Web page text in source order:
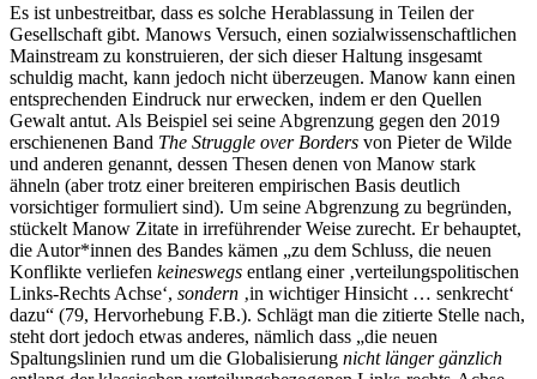
Es ist unbestreitbar, dass es solche Herablassung in Teilen der
Gesellschaft gibt. Manows Versuch, einen sozialwissenschaftlichen
Mainstream zu konstruieren, der sich dieser Haltung insgesamt
schuldig macht, kann jedoch nicht überzeugen. Manow kann einen
entsprechenden Eindruck nur erwecken, indem er den Quellen
Gewalt antut. Als Beispiel sei seine Abgrenzung gegen den 2019
erschienenen Band The Struggle over Borders von Pieter de Wilde
und anderen genannt, dessen Thesen denen von Manow stark
ähneln (aber trotz einer breiteren empirischen Basis deutlich
vorsichtiger formuliert sind). Um seine Abgrenzung zu begründen,
stückelt Manow Zitate in irreführender Weise zurecht. Er behauptet,
die Autor*innen des Bandes kämen „zu dem Schluss, die neuen
Konflikte verliefen keineswegs entlang einer ‚verteilungspolitischen
Links-Rechts Achse‘, sondern ‚in wichtiger Hinsicht … senkrecht‘
dazu“ (79, Hervorhebung F.B.). Schlägt man die zitierte Stelle nach,
steht dort jedoch etwas anderes, nämlich dass „die neuen
Spaltungslinien rund um die Globalisierung nicht länger gänzlich